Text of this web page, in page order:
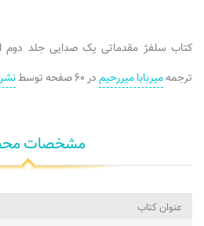
کتاب سلفژ مقدماتی یک صدایی جلد دوم
ترجمهمیربابا میررحیمدر ۶۰ صفحه توسط
مشخصات
عنوان کتاب